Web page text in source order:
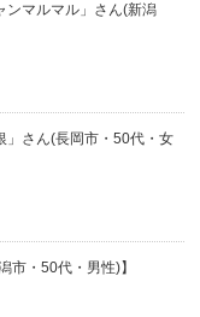
ンマルマル」さん(新潟
」さん(長岡市・50代・女
市・50代・男性)】